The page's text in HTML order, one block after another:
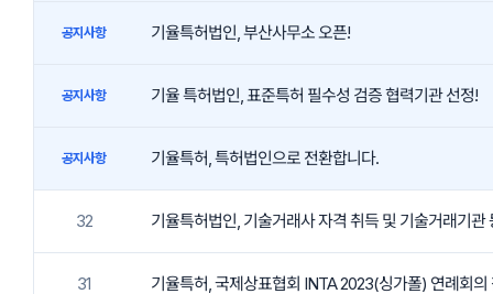
공지사항 기율특허법인, 부산사무소 오픈!
공지사항 기율 특허법인, 표준특허 필수성 검증 협력기관 선정!
공지사항 기율특허, 특허법인으로 전환합니다.
32 기율특허법인, 기술거래사 자격 취득 및 기술거래기관
31 기율특허, 국제상표협회 INTA 2023(싱가폴) 연례회의